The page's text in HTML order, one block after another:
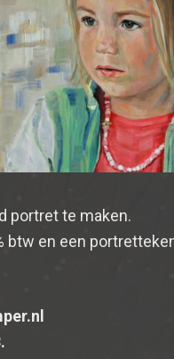
portret te maken.
btw en een